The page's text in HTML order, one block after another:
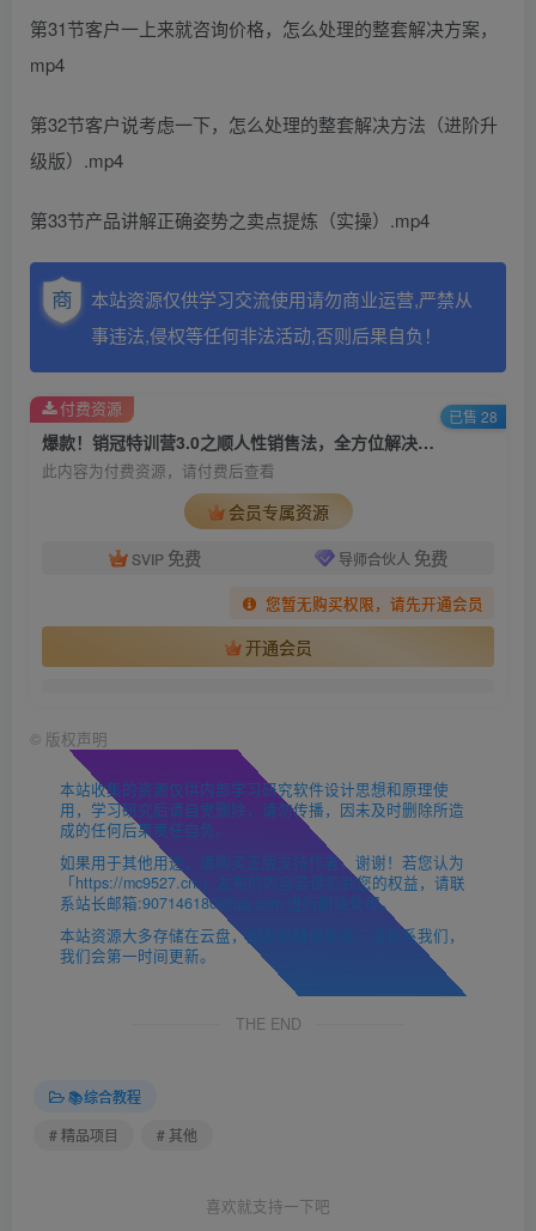
第31节客户一上来就咨询价格，怎么处理的整套解决方案，
mp4
第32节客户说考虑一下，怎么处理的整套解决方法（进阶升
级版）.mp4
第33节产品讲解正确姿势之卖点提炼（实操）.mp4
本站资源仅供学习交流使用请勿商业运营,严禁从
事违法,侵权等任何非法活动,否则后果自负！
爆款！销冠特训营3.0之顺人性销售法，全方位解决销售难题、可落地、可执..
此内容为付费资源，请付费后查看
会员专属资源
SVIP 免费 导师合伙人 免费
您暂无购买权限，请先开通会员
开通会员
付费资源 已售 28
© 版权声明
本站收集的资源仅供内部学习研究软件设计思想和原理使
用，学习研究后请自觉删除，请勿传播，因未及时删除所造
成的任何后果责任自负。
如果用于其他用途，请购买正版支持作者，谢谢！若您认为
「https://mc9527.cn/」发布的内容若侵犯到您的权益，请联
系站长邮箱:907146180@qq.com 进行删除处理。
本站资源大多存储在云盘，如发现链接失效，请联系我们，
我们会第一时间更新。
THE END
📚综合教程
# 精品项目
# 其他
喜欢就支持一下吧